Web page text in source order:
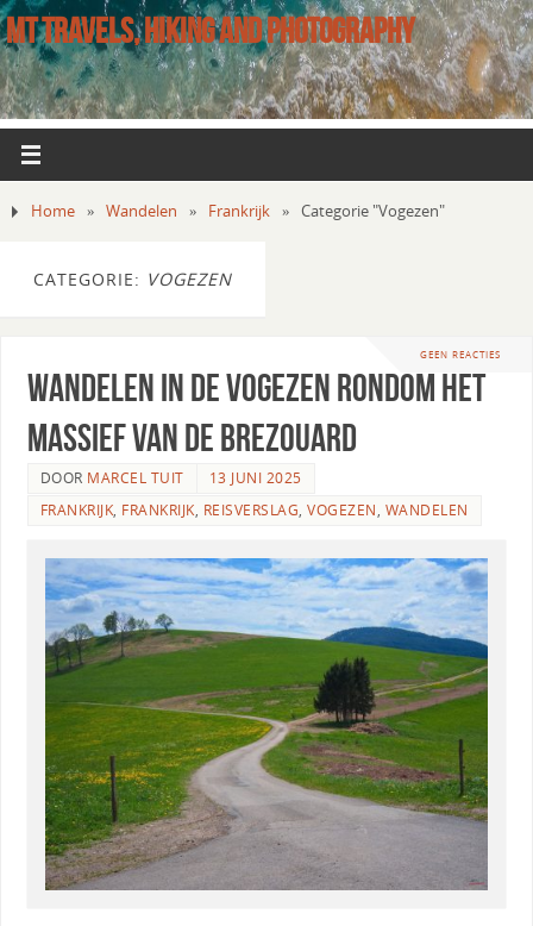
MT TRAVELS, HIKING AND PHOTOGRAPHY
Home » Wandelen » Frankrijk » Categorie "Vogezen"
CATEGORIE: VOGEZEN
GEEN REACTIES
Wandelen in de Vogezen rondom het
massief van de Brezouard
DOOR MARCEL TUIT
13 JUNI 2025
FRANKRIJK, FRANKRIJK, REISVERSLAG,VOGEZEN, WANDELEN